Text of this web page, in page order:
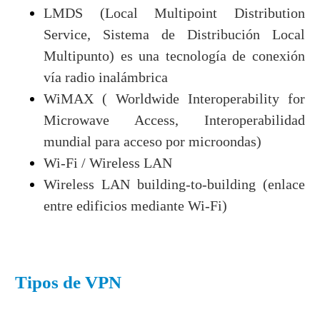
LMDS (Local Multipoint Distribution
Service, Sistema de Distribución Local
Multipunto) es una tecnología de conexión
vía radio inalámbrica
WiMAX ( Worldwide Interoperability for
Microwave Access, Interoperabilidad
mundial para acceso por microondas)
Wi-Fi / Wireless LAN
Wireless LAN building-to-building (enlace
entre edificios mediante Wi-Fi)
Tipos de VPN